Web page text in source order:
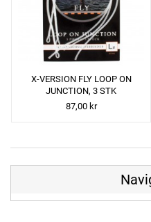
X-VERSION FLY LOOP ON
JUNCTION, 3 STK
87,00 kr